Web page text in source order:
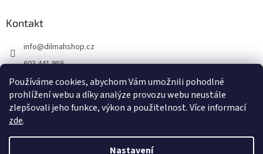
Používáme cookies, abychom Vám umožnili pohodlné
prohlížení webu a díky analýze provozu webu neustále
zlepšovali jeho funkce, výkon a použitelnost. Více informací
zde.
Nastavení
Kontakt
info@dilmahshop.cz
603 441 986
603 890 398
https://www.facebook.com/cejlonskycaj